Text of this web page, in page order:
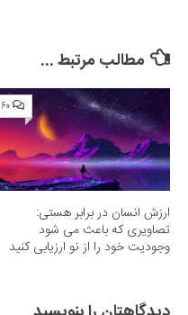
مطالب مرتبط ...
۶۰
ارزش انسان در برابر هستی:
تصاویری که باعث می شود
وجودیت خود را از نو ارزیابی کنید